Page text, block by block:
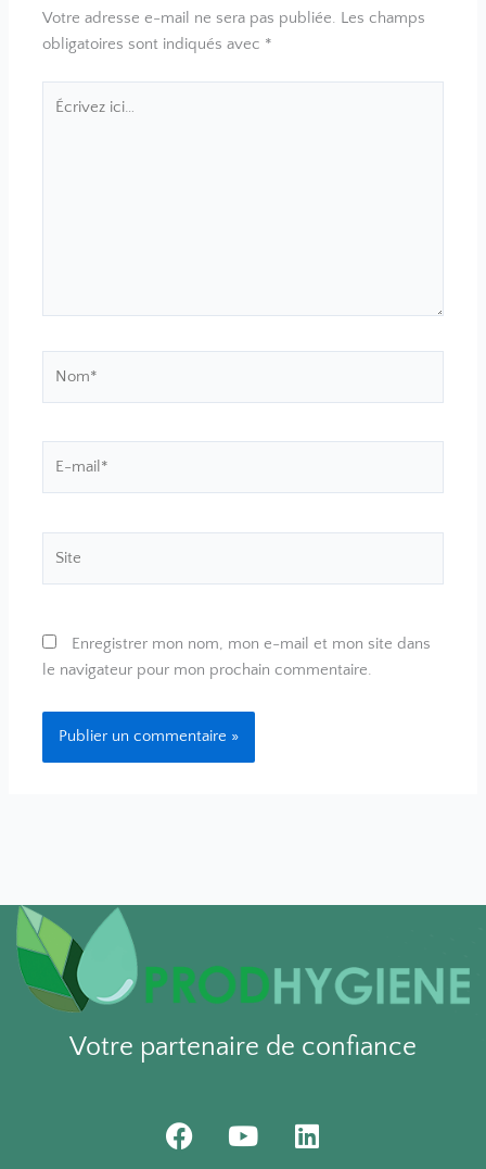
Votre adresse e-mail ne sera pas publiée. Les champs
obligatoires sont indiqués avec *
Enregistrer mon nom, mon e-mail et mon site dans
le navigateur pour mon prochain commentaire.
Votre partenaire de confiance
F
a
Y
o
L
i